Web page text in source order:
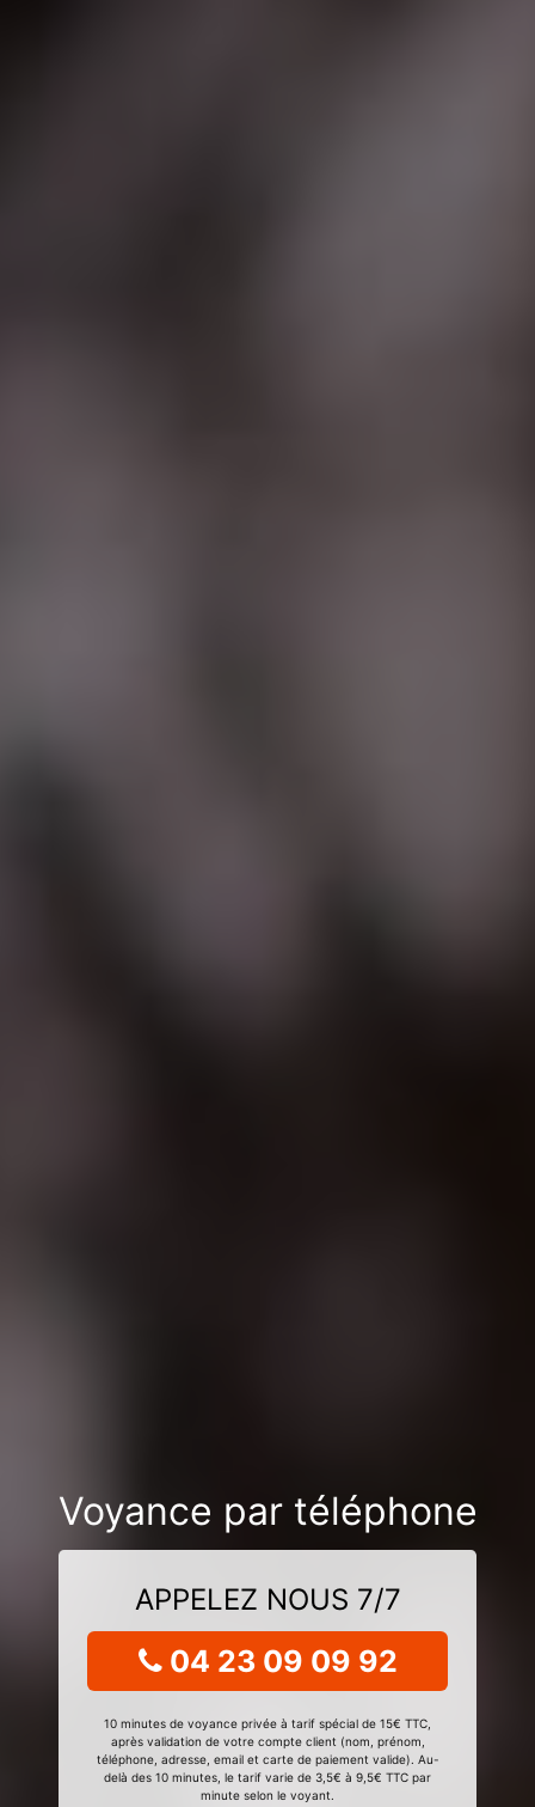
Voyance par téléphone
APPELEZ NOUS 7/7
04 23 09 09 92
10 minutes de voyance privée à tarif spécial de 15€ TTC,
après validation de votre compte client (nom, prénom,
téléphone, adresse, email et carte de paiement valide). Au-
delà des 10 minutes, le tarif varie de 3,5€ à 9,5€ TTC par
minute selon le voyant.